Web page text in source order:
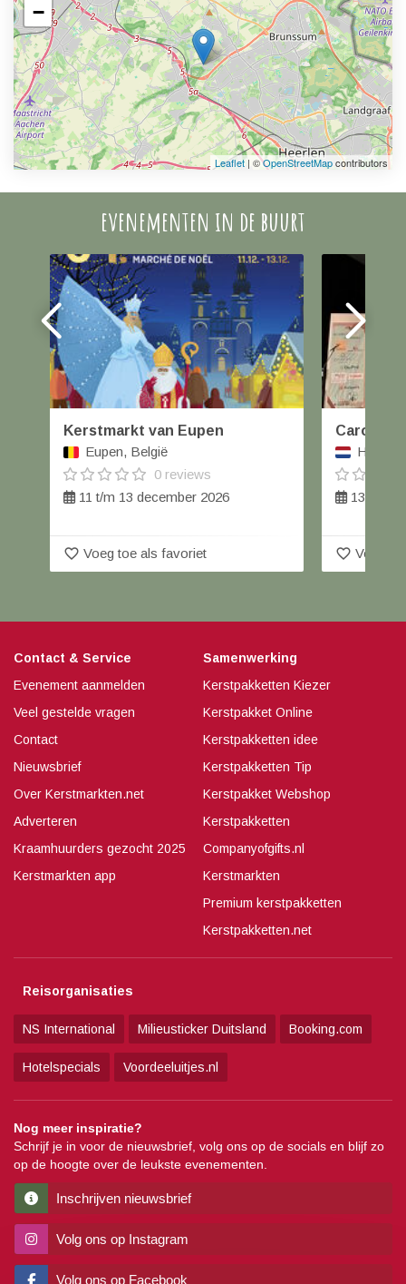
−
Leaflet| ©OpenStreetMapcontributors
evenementen in de buurt
Kerstmarkt van Eupen
Eupen, België
0 reviews
11 t/m 13 december 2026
favorite_border Voeg toe als favoriet
Carolus
13
favorite_border Voeg
Contact & Service
Evenement aanmelden
Veel gestelde vragen
Contact
Nieuwsbrief
Over Kerstmarkten.net
Adverteren
Kraamhuurders gezocht 2025
Kerstmarkten app
Samenwerking
Kerstpakketten Kiezer
Kerstpakket Online
Kerstpakketten idee
Kerstpakketten Tip
Kerstpakket Webshop
Kerstpakketten
Companyofgifts.nl
Kerstmarkten
Premium kerstpakketten
Kerstpakketten.net
Reisorganisaties
NS International Milieusticker Duitsland Booking.com
Hotelspecials Voordeeluitjes.nl
Nog meer inspiratie?
Schrijf je in voor de nieuwsbrief, volg ons op de socials en blijf zo
op de hoogte over de leukste evenementen.
Inschrijven nieuwsbrief
Volg ons op Instagram
Volg ons op Facebook